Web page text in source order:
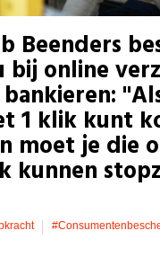
Beenders
bij online
1 klik kunt
moet je die
kunnen